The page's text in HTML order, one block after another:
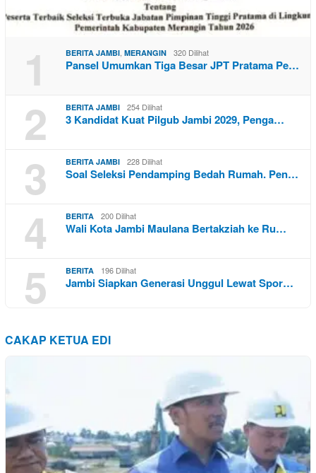
1 BERITA JAMBI, MERANGIN 320 Dilihat
Pansel Umumkan Tiga Besar JPT Pratama Pe…
2 BERITA JAMBI 254 Dilihat
3 Kandidat Kuat Pilgub Jambi 2029, Penga…
3 BERITA JAMBI 228 Dilihat
Soal Seleksi Pendamping Bedah Rumah. Pen…
4 BERITA 200 Dilihat
Wali Kota Jambi Maulana Bertakziah ke Ru…
5 BERITA 196 Dilihat
Jambi Siapkan Generasi Unggul Lewat Spor…
CAKAP KETUA EDI